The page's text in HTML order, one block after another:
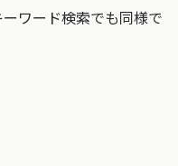
ワード検索でも同様で